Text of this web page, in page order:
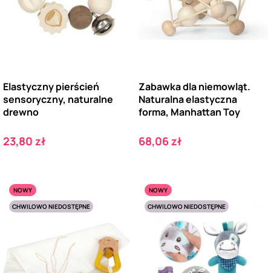
Elastyczny pierścień
sensoryczny, naturalne
drewno
Cena
23,80 zł
Zabawka dla niemowląt.
Naturalna elastyczna
forma, Manhattan Toy
Cena
68,06 zł
NOWY
CHWILOWO NIEDOSTĘPNE
NOWY
CHWILOWO NIEDOSTĘPNE